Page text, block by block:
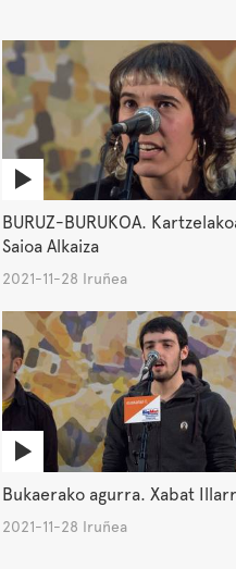
BURUZ-BURUKOA.
Saioa Alkaiza
2021-11-28 Iruñea
Bukaerako agurra. Xabat
2021-11-28 Iruñea